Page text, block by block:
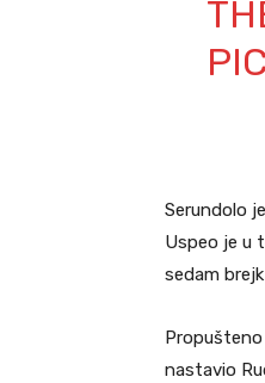
Serundolo
Uspeo je u
sedam
nastavio